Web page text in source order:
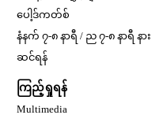
ပေါ့ဒ်ကတ်စ်
နံနက် ၇-၈ နာရီ / ည ၇-၈ နာရီ နား
ဆင်ရန်
ကြည့်ရှုရန်
Multimedia